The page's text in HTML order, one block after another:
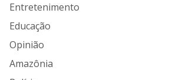
Entretenimento
Educação
Opinião
Amazônia